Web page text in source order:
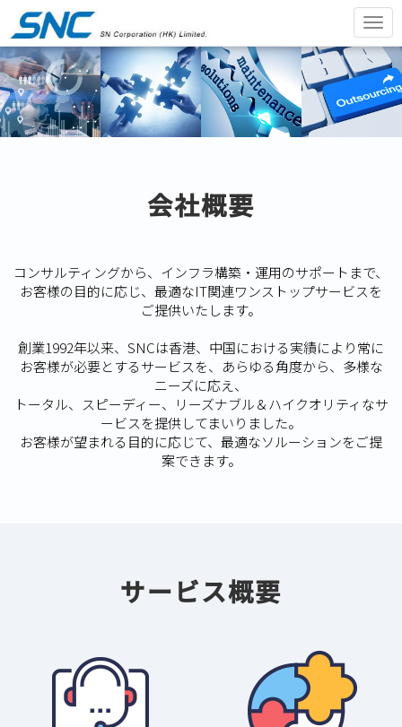
会社概要
コンサルティングから、インフラ構築・運用のサポートまで、
お客様の目的に応じ、最適なIT関連ワンストップサービスを
ご提供いたします。
創業1992年以来、SNCは香港、中国における実績により常に
お客様が必要とするサービスを、あらゆる角度から、多様な
ニーズに応え、
トータル、スピーディー、リーズナブル＆ハイクオリティなサ
ービスを提供してまいりました。
お客様が望まれる目的に応じて、最適なソルーションをご提
案できます。
サービス概要